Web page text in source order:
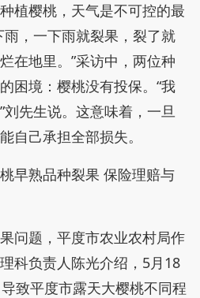
植樱桃，天气是不可控的最
雨，一下雨就裂果，裂了就
在地里。”采访中，两位种
困境：樱桃没有投保。“我
刘先生说。这意味着，一旦
自己承担全部损失。
早熟品种裂果 保险理赔与
问题，平度市农业农村局作
科负责人陈光介绍，5月18
致平度市露天大樱桃不同程